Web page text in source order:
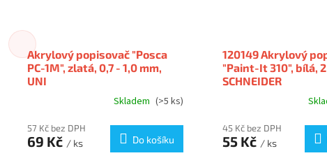
Akrylový popisovač "Posca
PC-1M", zlatá, 0,7 - 1,0 mm,
UNI
Skladem (>5 ks)
57 Kč bez DPH
69 Kč / ks Do košíku
120149 Akrylový
"Paint-It 310", bílá,
SCHNEIDER
45 Kč bez DPH
55 Kč / ks